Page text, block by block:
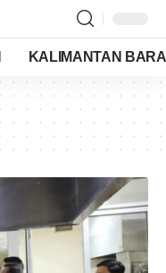
KALIMANTAN